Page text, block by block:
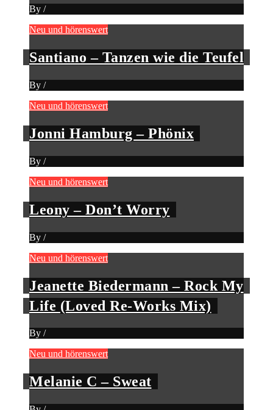
By /
Neu und hörenswert
Santiano – Tanzen wie die Teufel
By /
Neu und hörenswert
Jonni Hamburg – Phönix
By /
Neu und hörenswert
Leony – Don’t Worry
By /
Neu und hörenswert
Jeanette Biedermann – Rock My
Life (Loved Re-Works Mix)
By /
Neu und hörenswert
Melanie C – Sweat